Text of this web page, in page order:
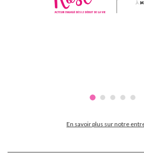
En savoir plus sur notre